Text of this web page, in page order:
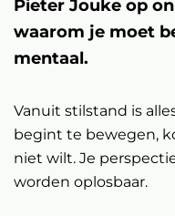
Pieter Jouke op
waarom je moet
mentaal.
Vanuit stilstand is
begint te bewegen,
niet wilt. Je
worden oplosbaar.